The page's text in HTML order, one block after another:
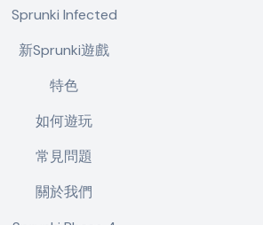
Sprunki Infected
新Sprunki遊戲
特色
如何遊玩
常見問題
關於我們